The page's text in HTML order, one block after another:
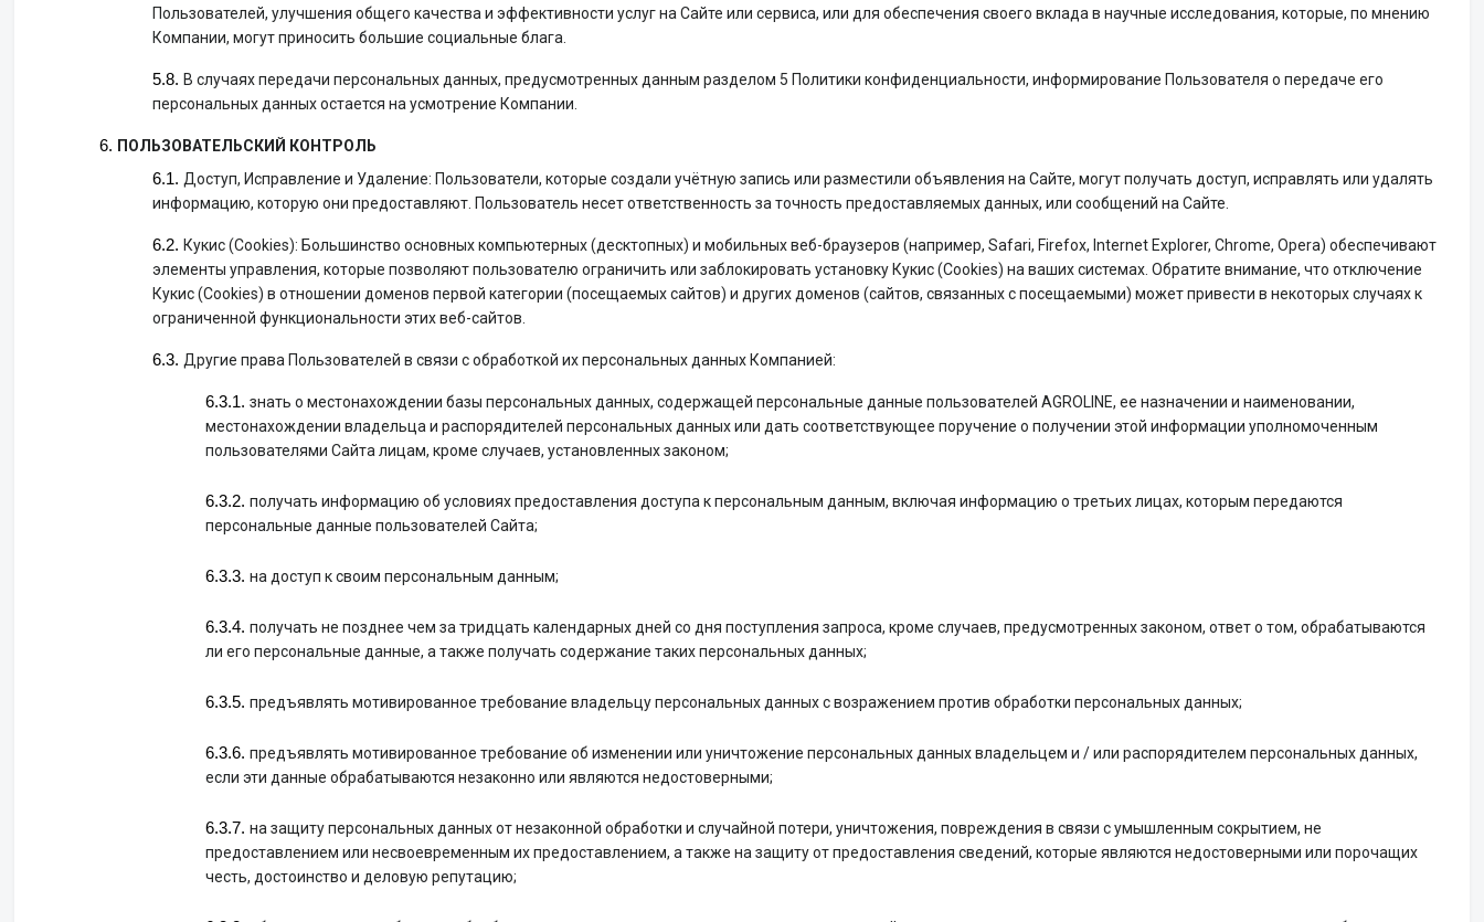
Пользователей, улучшения общего качества и эффективности услуг на Сайте или сервиса, или для обеспечения своего вклада в научные исследования, которые, по мнению
Компании, могут приносить большие социальные блага.
В случаях передачи персональных данных, предусмотренных данным разделом 5 Политики конфиденциальности, информирование Пользователя о передаче его
персональных данных остается на усмотрение Компании.
ПОЛЬЗОВАТЕЛЬСКИЙ КОНТРОЛЬ
Доступ, Исправление и Удаление: Пользователи, которые создали учётную запись или разместили объявления на Сайте, могут получать доступ, исправлять или удалять
информацию, которую они предоставляют. Пользователь несет ответственность за точность предоставляемых данных, или сообщений на Сайте.
Кукис (Cookies): Большинство основных компьютерных (десктопных) и мобильных веб-браузеров (например, Safari, Firefox, Internet Explorer, Chrome, Opera) обеспечивают
элементы управления, которые позволяют пользователю ограничить или заблокировать установку Кукис (Cookies) на ваших системах. Обратите внимание, что отключение
Кукис (Cookies) в отношении доменов первой категории (посещаемых сайтов) и других доменов (сайтов, связанных с посещаемыми) может привести в некоторых случаях к
ограниченной функциональности этих веб-сайтов.
Другие права Пользователей в связи с обработкой их персональных данных Компанией:
знать о местонахождении базы персональных данных, содержащей персональные данные пользователей AGROLINE, ее назначении и наименовании,
местонахождении владельца и распорядителей персональных данных или дать соответствующее поручение о получении этой информации уполномоченным
пользователями Сайта лицам, кроме случаев, установленных законом;
получать информацию об условиях предоставления доступа к персональным данным, включая информацию о третьих лицах, которым передаются
персональные данные пользователей Сайта;
на доступ к своим персональным данным;
получать не позднее чем за тридцать календарных дней со дня поступления запроса, кроме случаев, предусмотренных законом, ответ о том, обрабатываются
ли его персональные данные, а также получать содержание таких персональных данных;
предъявлять мотивированное требование владельцу персональных данных с возражением против обработки персональных данных;
предъявлять мотивированное требование об изменении или уничтожение персональных данных владельцем и / или распорядителем персональных данных,
если эти данные обрабатываются незаконно или являются недостоверными;
на защиту персональных данных от незаконной обработки и случайной потери, уничтожения, повреждения в связи с умышленным сокрытием, не
предоставлением или несвоевременным их предоставлением, а также на защиту от предоставления сведений, которые являются недостоверными или порочащих
честь, достоинство и деловую репутацию;